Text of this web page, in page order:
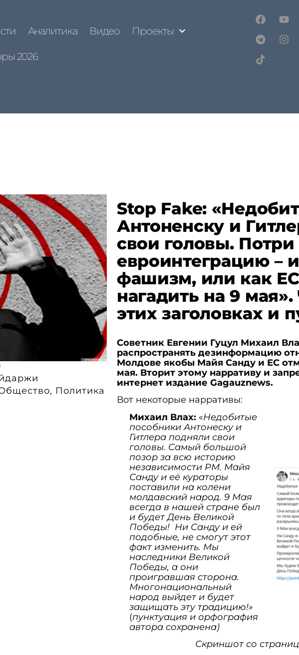
Аналитика Видео Проекты
2026
, Политика
Stop Fake:
Антоненску и
свои головы. Потри
евроинтеграцию –
фашизм, или как ЕС
нагадить на 9 мая».
этих заголовках и
Cоветник Евгении Гуцул Михаил
распространять дезинформацию
Молдове якобы Майя Санду и ЕС
мая. Вторит этому нарративу и
интернет издание Gagauznews.
Вот некоторые нарративы:
Михаил Влах: «Недобитые
пособники Антонеску и
Гитлера подняли свои
головы. Самый большой
позор за всю историю
независимости РМ. Майя
Санду и её кураторы
поставили на колени
молдавский народ. 9 Мая
всегда в нашей стране был
и будет День Великой
Победы! Ни Санду и ей
подобные, не смогут этот
факт изменить. Мы
наследники Великой
Победы, а они
проигравшая сторона.
Многонациональный
народ выйдет и будет
защищать эту традицию!»
(пунктуация и орфография
автора сохранена)
Скриншот со